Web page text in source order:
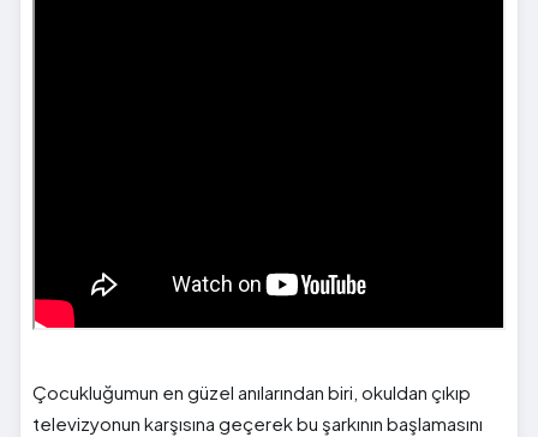
Çocukluğumun en güzel anılarından biri, okuldan çıkıp
televizyonun karşısına geçerek bu şarkının başlamasını